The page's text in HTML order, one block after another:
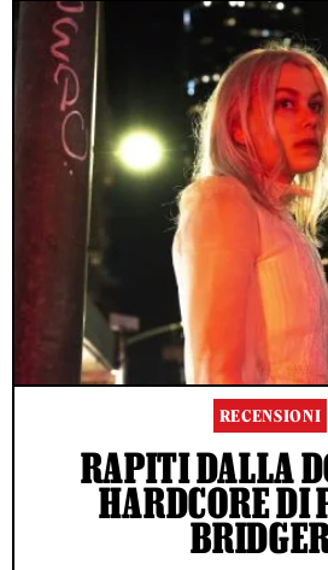
RECENSIONI
RAPITI DALLA
HARDCORE DI